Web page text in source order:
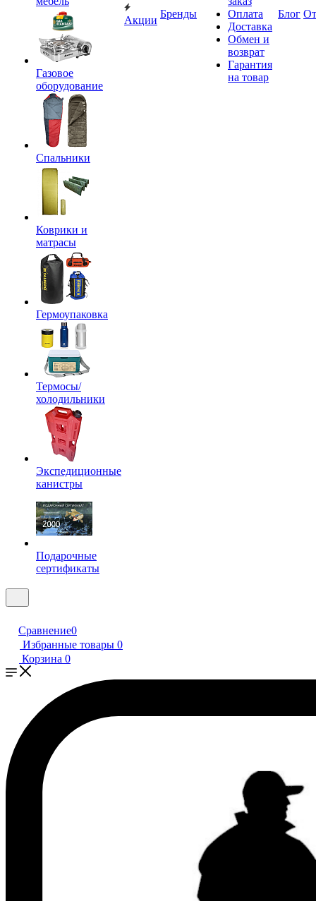
Газовое
оборудование
Спальники
Коврики и
матрасы
Гермоупаковка
Термосы/
холодильники
Экспедиционные
канистры
Подарочные
сертификаты
Акции
Бренды
Оплата
Доставка
Обмен и
возврат
Гарантия
на товар
Блог
Сравнение0
Избранные товары 0
Корзина 0